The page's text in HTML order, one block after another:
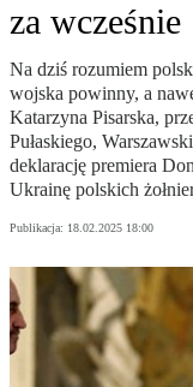
za wcześnie
Na dziś rozumiem
wojska powinny, a
Katarzyna Pisarska,
Pułaskiego,
deklarację premiera
Ukrainę polskich
Publikacja: 18.02.2025 18:00